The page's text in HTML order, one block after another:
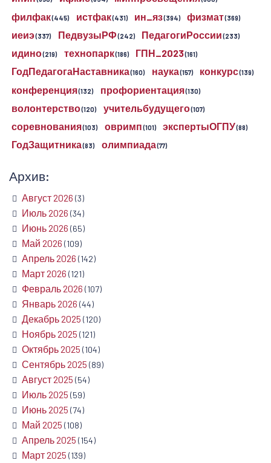
филфак(445) истфак(431) ин_яз(394) физмат(369)
иеиэ(337) ПедвузыРФ(242) ПедагогиРоссии(233)
идино(219) технопарк(186) ГПН_2023(161)
ГодПедагогаНаставника(160) наука(157) конкурс(139)
конференция(132) профориентация(130)
волонтерство(120) учительбудущего(107)
соревнования(103) овримп(101) экспертыОГПУ(88)
ГодЗащитника(83) олимпиада(77)
Архив:
Август 2026 (3)
Июль 2026 (34)
Июнь 2026 (65)
Май 2026 (109)
Апрель 2026 (142)
Март 2026 (121)
Февраль 2026 (107)
Январь 2026 (44)
Декабрь 2025 (120)
Ноябрь 2025 (121)
Октябрь 2025 (104)
Сентябрь 2025 (89)
Август 2025 (54)
Июль 2025 (59)
Июнь 2025 (74)
Май 2025 (108)
Апрель 2025 (154)
Март 2025 (139)